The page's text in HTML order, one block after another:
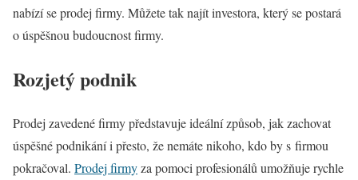
nabízí se prodej firmy. Můžete tak najít investora, který se postará
o úspěšnou budoucnost firmy.
Rozjetý podnik
Prodej zavedené firmy představuje ideální způsob, jak zachovat
úspěšné podnikání i přesto, že nemáte nikoho, kdo by s firmou
pokračoval. Prodej firmyza pomoci profesionálů umožňuje rychle